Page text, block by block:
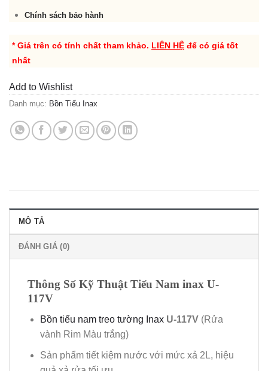
Chính sách bảo hành
* Giá trên có tính chất tham khảo. LIÊN HỆ để có giá tốt
nhất
Add to Wishlist
Danh mục: Bồn Tiểu Inax
MÔ TẢ
ĐÁNH GIÁ (0)
Thông Số Kỹ Thuật Tiểu Nam inax U-
117V
Bồn tiểu nam treo tường InaxU-117V(Rửa
vành Rim Màu trắng)
Sản phẩm tiết kiệm nước với mức xả 2L, hiệu